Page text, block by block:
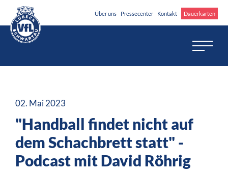
Über uns Pressecenter Kontakt Dauerkarten
02. Mai 2023
"Handball findet nicht auf
dem Schachbrett statt" -
Podcast mit David Röhrig